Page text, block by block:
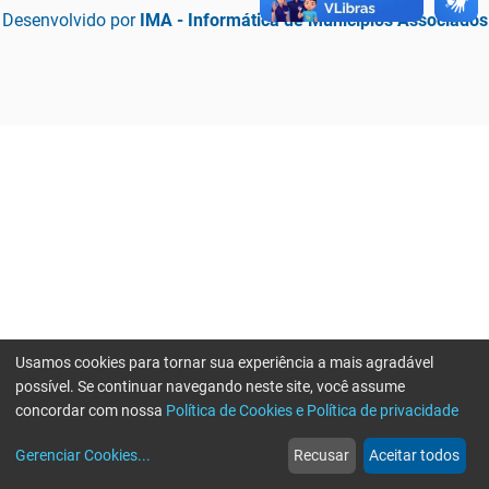
Desenvolvido por IMA - Informática de Municípios Associados
web
Notícias
more_horiz
Mais
Usamos cookies para tornar sua experiência a mais agradável
possível. Se continuar navegando neste site, você assume
concordar com nossa Política de Cookies e Política de privacidade
Gerenciar Cookies... Recusar Aceitar todos